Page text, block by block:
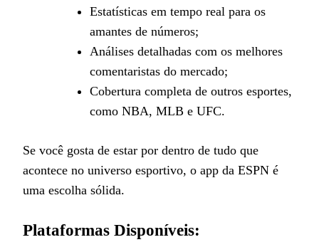
Estatísticas em tempo real para os
amantes de números;
Análises detalhadas com os melhores
comentaristas do mercado;
Cobertura completa de outros esportes,
como NBA, MLB e UFC.
Se você gosta de estar por dentro de tudo que
acontece no universo esportivo, o app da ESPN é
uma escolha sólida.
Plataformas Disponíveis: